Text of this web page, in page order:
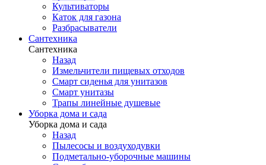
Культиваторы
Каток для газона
Разбрасыватели
Сантехника
Сантехника
Назад
Измельчители пищевых отходов
Смарт сиденья для унитазов
Смарт унитазы
Трапы линейные душевые
Уборка дома и сада
Уборка дома и сада
Назад
Пылесосы и воздуходувки
Подметально-уборочные машины